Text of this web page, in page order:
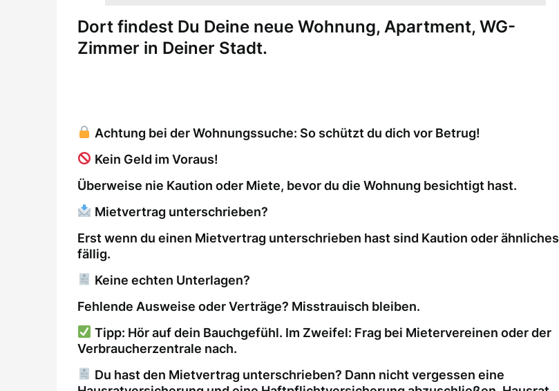
Dort findest Du Deine neue Wohnung, Apartment, WG-
Zimmer in Deiner Stadt.
Achtung bei der Wohnungssuche: So schützt du dich vor Betrug!
Kein Geld im Voraus!
Überweise nie Kaution oder Miete, bevor du die Wohnung besichtigt hast.
Mietvertrag unterschrieben?
Erst wenn du einen Mietvertrag unterschrieben hast sind Kaution oder ähnliches
fällig.
Keine echten Unterlagen?
Fehlende Ausweise oder Verträge? Misstrauisch bleiben.
Tipp: Hör auf dein Bauchgefühl. Im Zweifel: Frag bei Mietervereinen oder der
Verbraucherzentrale nach.
Du hast den Mietvertrag unterschrieben? Dann nicht vergessen eine